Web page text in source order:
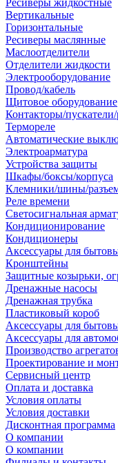
Ресиверы жидкостные
Вертикальные
Горизонтальные
Ресиверы маслянные
Маслоотделители
Отделители жидкости
Электрооборудование
Провод/кабель
Щитовое оборудование
Контакторы/пускатели/
Термореле
Автоматические
Электроарматура
Устройства защиты
Шкафы/боксы/корпуса
Клемники/шины/
Реле времени
Светосигнальная
Кондиционирование
Кондиционеры
Аксессуары для
Кронштейны
Защитные козырьки,
Дренажные насосы
Дренажная трубка
Пластиковый короб
Аксессуары для
Аксессуары для
Производство
Проектирование и
Сервисный центр
Оплата и доставка
Условия оплаты
Условия доставки
Дисконтная программа
О компании
О компании